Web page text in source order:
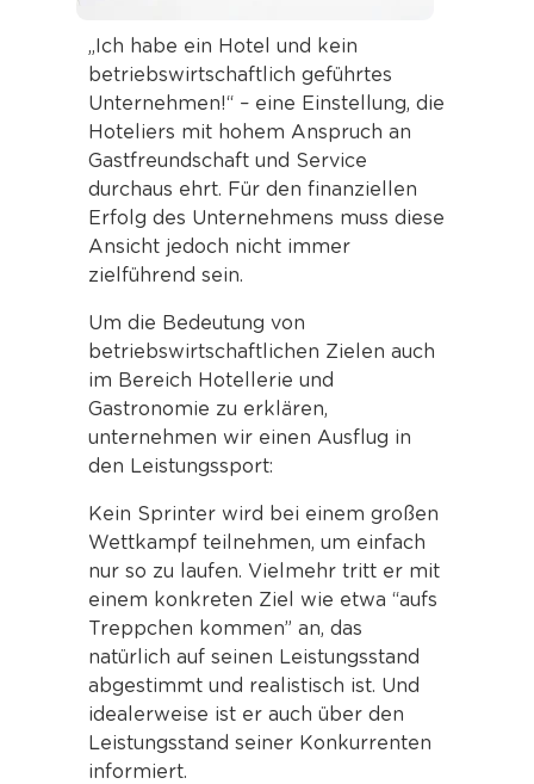
„Ich habe ein Hotel und kein
betriebswirtschaftlich geführtes
Unternehmen!“ – eine Einstellung, die
Hoteliers mit hohem Anspruch an
Gastfreundschaft und Service
durchaus ehrt. Für den finanziellen
Erfolg des Unternehmens muss diese
Ansicht jedoch nicht immer
zielführend sein.
Um die Bedeutung von
betriebswirtschaftlichen Zielen auch
im Bereich Hotellerie und
Gastronomie zu erklären,
unternehmen wir einen Ausflug in
den Leistungssport:
Kein Sprinter wird bei einem großen
Wettkampf teilnehmen, um einfach
nur so zu laufen. Vielmehr tritt er mit
einem konkreten Ziel wie etwa “aufs
Treppchen kommen” an, das
natürlich auf seinen Leistungsstand
abgestimmt und realistisch ist. Und
idealerweise ist er auch über den
Leistungsstand seiner Konkurrenten
informiert.